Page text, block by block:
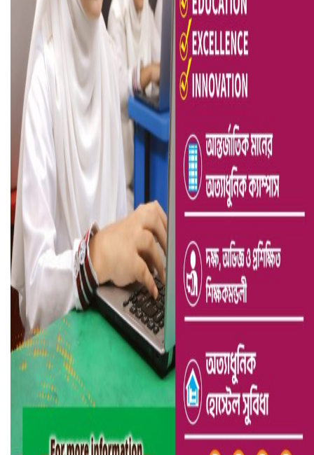
আ.লীগ ও জাপার ৯ নেতা কারাগারে
ভারতে ভয়াবহ সড়ক দুর্ঘটনা, নিহত ১৫